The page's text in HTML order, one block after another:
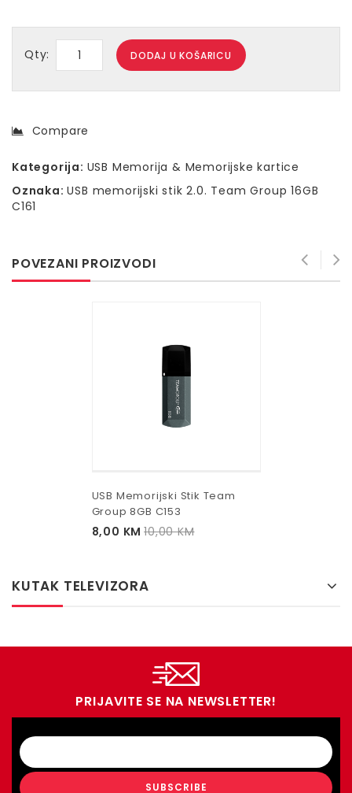
Qty: DODAJ U KOŠARICU
Compare
Kategorija: USB Memorija & Memorijske kartice
Oznaka:USB memorijski stik 2.0. Team Group 16GB
C161
POVEZANI PROIZVODI
USB Memorijski Stik Team
Group 8GB C153
10,00KM
8,00 KM
KUTAK TELEVIZORA
PRIJAVITE SE NA NEWSLETTER!